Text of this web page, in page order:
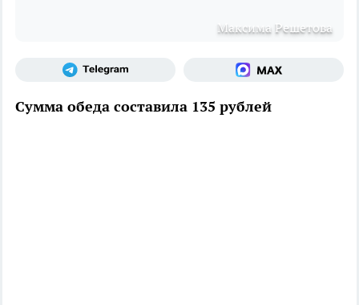
Максима Решетова
Сумма обеда составила 135 рублей